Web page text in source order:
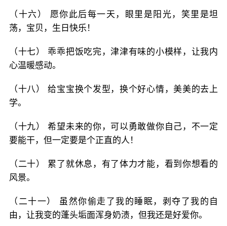
（十六） 愿你此后每一天，眼里是阳光，笑里是坦
荡，宝贝，生日快乐！
（十七） 乖乖把饭吃完，津津有味的小模样，让我内
心温暖感动。
（十八） 给宝宝换个发型，换个好心情，美美的去上
学。
（十九） 希望未来的你，可以勇敢做你自己，不一定
要能干，但一定要是个正直的人！
（二十） 累了就休息，有了体力才能，看到你想看的
风景。
（二十一） 虽然你偷走了我的睡眠，剥夺了我的自
由，让我变的蓬头垢面浑身奶渍，但我还是好爱你。